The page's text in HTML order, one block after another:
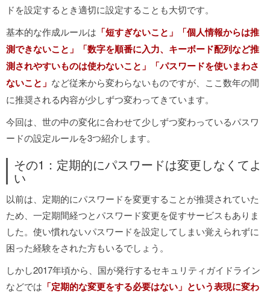
ドを設定するとき適切に設定することも大切です。
基本的な作成ルールは 「短すぎないこと」「個人情報からは推
測できないこと」「数字を順番に入力、キーボード配列など推
測されやすいものは使わないこと」「パスワードを使いまわさ
ないこと」 など従来から変わらないものですが、ここ数年の間
に推奨される内容が少しずつ変わってきています。
今回は、世の中の変化に合わせて少しずつ変わっているパスワ
ードの設定ルールを3つ紹介します。
その1：定期的にパスワードは変更しなくてよ
い
以前は、定期的にパスワードを変更することが推奨されていた
ため、一定期間経つとパスワード変更を促すサービスもありま
した。使い慣れないパスワードを設定してしまい覚えられずに
困った経験をされた方もいるでしょう。
しかし2017年頃から、国が発行するセキュリティガイドライン
などでは 「定期的な変更をする必要はない」という表現に変わ